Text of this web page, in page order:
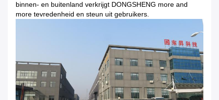
binnen- en buitenland verkrijgt DONGSHENG more and
more tevredenheid en steun uit gebruikers.